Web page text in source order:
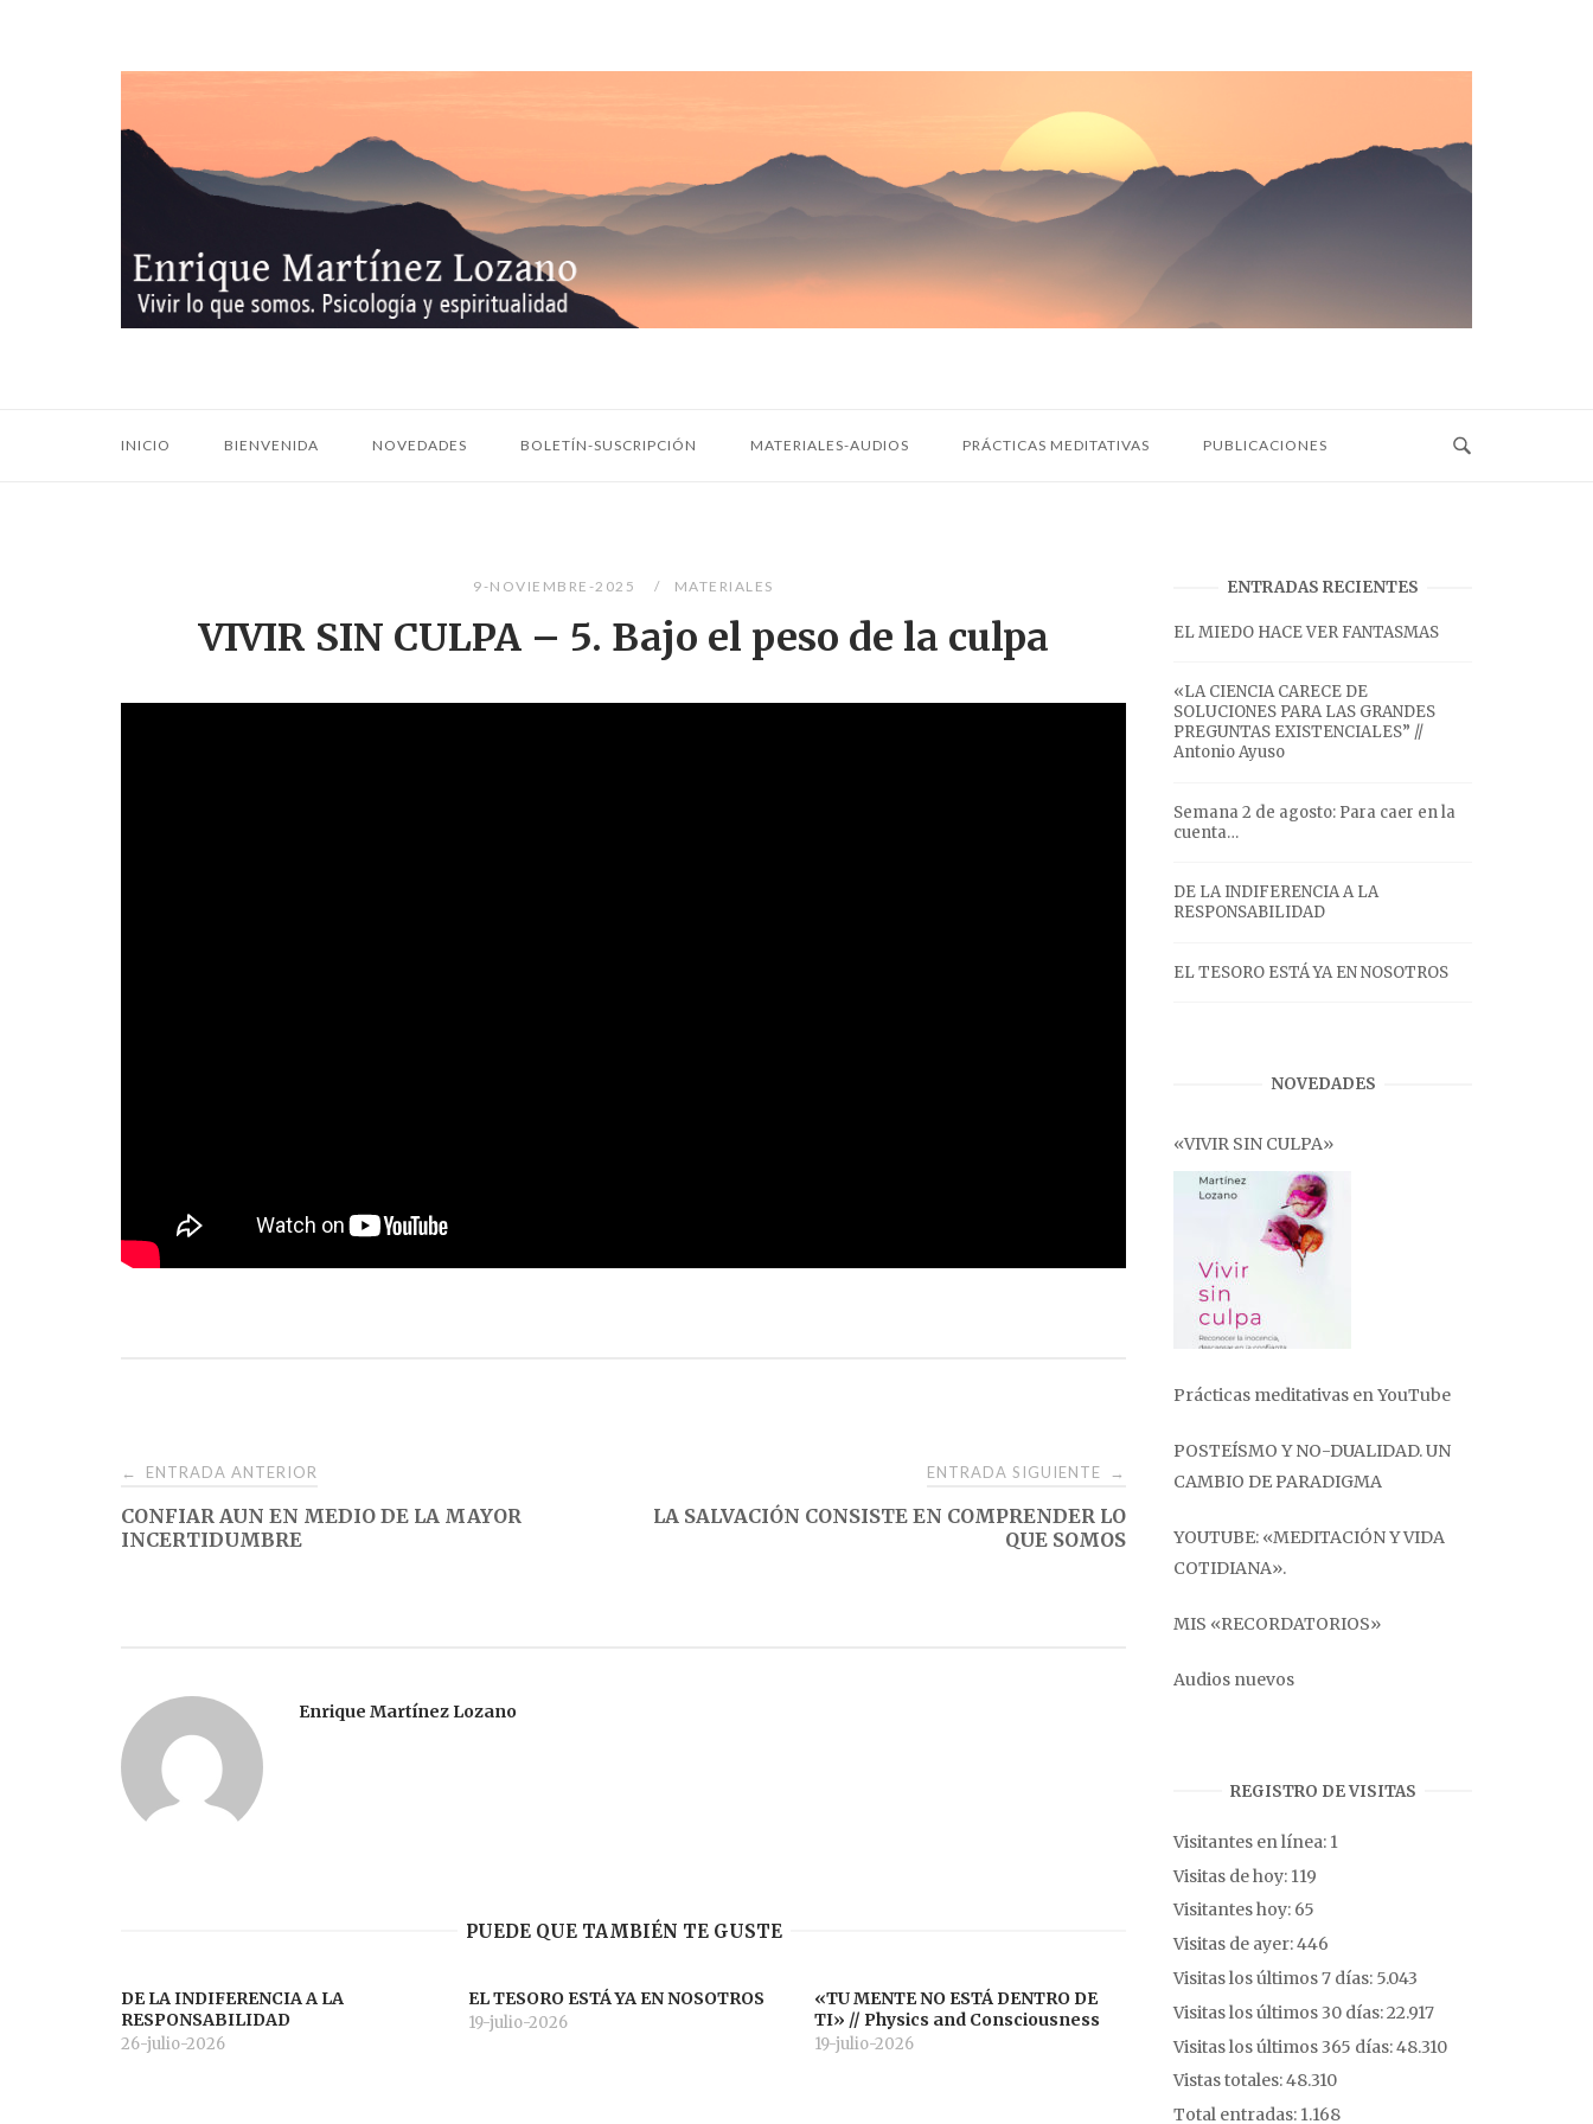
INICIO BIENVENIDA NOVEDADES BOLETÍN-SUSCRIPCIÓN MATERIALES-AUDIOS PRÁCTICAS MEDITATIVAS PUBLICACIONES
9-NOVIEMBRE-2025 MATERIALES
VIVIR SIN CULPA – 5. Bajo el peso de la culpa
Navegación
de
← ENTRADA ANTERIOR
CONFIAR AUN EN MEDIO DE LA MAYOR
INCERTIDUMBRE
ENTRADA SIGUIENTE →
LA SALVACIÓN CONSISTE EN COMPRENDER LO
QUE SOMOS
Enrique Martínez Lozano
PUEDE QUE TAMBIÉN TE GUSTE
DE LA INDIFERENCIA A LA
RESPONSABILIDAD
26-julio-2026
EL TESORO ESTÁ YA EN NOSOTROS
19-julio-2026
«TU MENTE NO ESTÁ DENTRO DE
TI» // Physics and Consciousness
19-julio-2026
ENTRADAS RECIENTES
EL MIEDO HACE VER FANTASMAS
«LA CIENCIA CARECE DE
SOLUCIONES PARA LAS GRANDES
PREGUNTAS EXISTENCIALES” //
Antonio Ayuso
Semana 2 de agosto: Para caer en la
cuenta…
DE LA INDIFERENCIA A LA
RESPONSABILIDAD
EL TESORO ESTÁ YA EN NOSOTROS
NOVEDADES
«VIVIR SIN CULPA»
Prácticas meditativas en YouTube
POSTEÍSMO Y NO-DUALIDAD. UN
CAMBIO DE PARADIGMA
YOUTUBE: «MEDITACIÓN Y VIDA
COTIDIANA».
MIS «RECORDATORIOS»
Audios nuevos
REGISTRO DE VISITAS
Visitantes en línea: 1
Visitas de hoy: 119
Visitantes hoy: 65
Visitas de ayer:446
Visitas los últimos 7 días: 5.043
Visitas los últimos 30 días:22.917
Visitas los últimos 365 días:48.310
Vistas totales:48.310
Total entradas: 1.168